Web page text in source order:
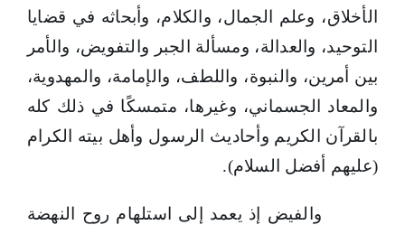
الأخلاق، وعلم الجمال، والكلام، وأبحاثه في قضايا
التوحيد، والعدالة، ومسألة الجبر والتفويض، والأمر
بين أمرين، والنبوة، واللطف، والإمامة، والمهدوية،
والمعاد الجسماني، وغيرها، متمسكًا في ذلك كله
بالقرآن الكريم وأحاديث الرسول وأهل بيته الكرام
(عليهم أفضل السلام).
والفيض إذ يعمد إلى استلهام روح النهضة